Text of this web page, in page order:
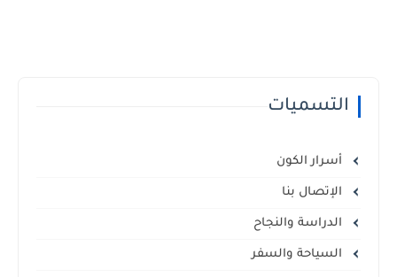
التسميات
أسرار الكون
الإتصال بنا
الدراسة والنجاح
السياحة والسفر